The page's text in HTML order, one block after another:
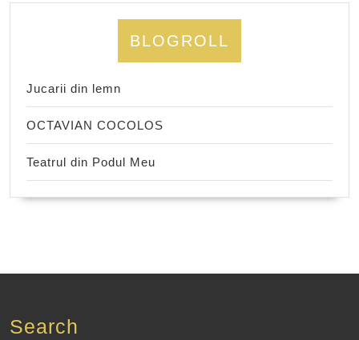
BLOGROLL
Jucarii din lemn
OCTAVIAN COCOLOS
Teatrul din Podul Meu
Search